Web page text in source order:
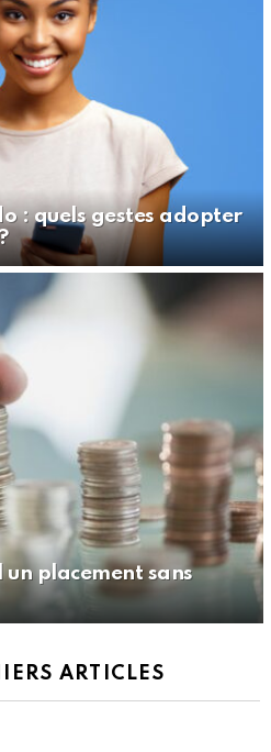
: quels gestes adopter
un placement sans
ARTICLES